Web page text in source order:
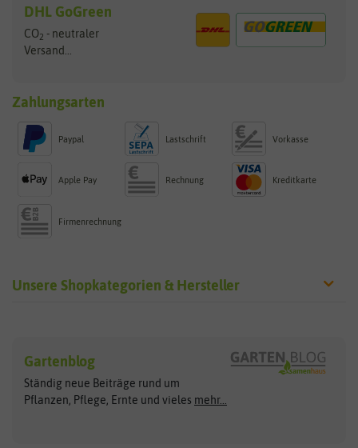
DHL GoGreen
CO2 - neutraler
Versand...
Zahlungsarten
Paypal Lastschrift Vorkasse
Apple Pay Rechnung Kreditkarte
Firmenrechnung
Unsere Shopkategorien & Hersteller
Exotische Samen
Gemüsesamen
Gründünger
Arche Noah
ASB Greenworld
Clever Pots
COMPO
Gartenblog
Ständig neue Beiträge rund um
Pflanzen, Pflege, Ernte und vieles mehr...